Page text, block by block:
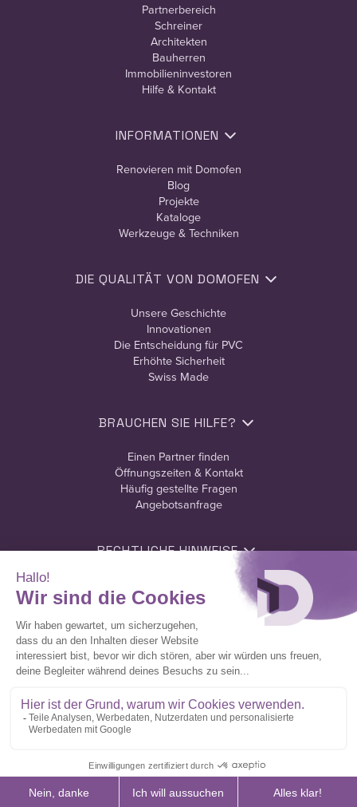
Partnerbereich
Schreiner
Architekten
Bauherren
Immobilieninvestoren
Hilfe & Kontakt
INFORMATIONEN
Renovieren mit Domofen
Blog
Projekte
Kataloge
Werkzeuge & Techniken
DIE QUALITÄT VON DOMOFEN
Unsere Geschichte
Innovationen
Die Entscheidung für PVC
Erhöhte Sicherheit
Swiss Made
BRAUCHEN SIE HILFE?
Einen Partner finden
Öffnungszeiten & Kontakt
Häufig gestellte Fragen
Angebotsanfrage
RECHTLICHE HINWEISE
Datenschutzerklärung
Domofen Copyright 2026. Alle Rechte vorbehalten.